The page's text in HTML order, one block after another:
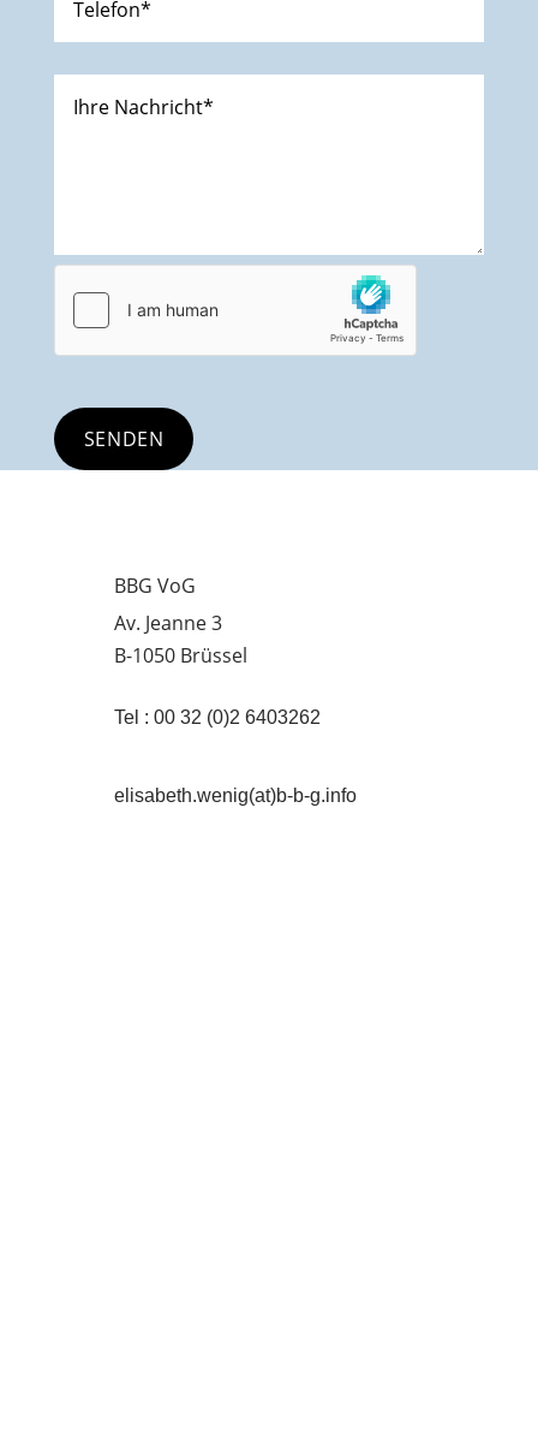
BBG VoG
Av. Jeanne 3
B-1050 Brüssel
Tel : 00 32 (0)2 6403262
elisabeth.wenig(at)b-b-g.info